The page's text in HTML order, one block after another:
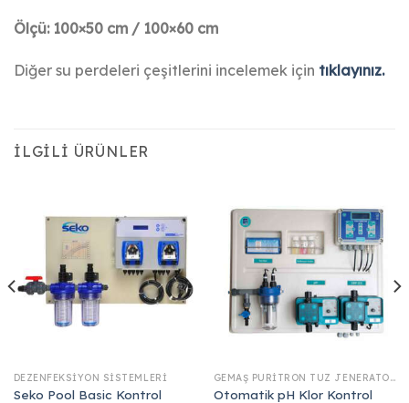
Ölçü: 100×50 cm / 100×60 cm
Diğer su perdeleri çeşitlerini incelemek için tıklayınız.
İLGILI ÜRÜNLER
DEZENFEKSIYON SISTEMLERI
Seko Pool Basic Kontrol
GEMAŞ PURITRON TUZ JENERATÖRÜ
Otomatik pH Klor Kontrol